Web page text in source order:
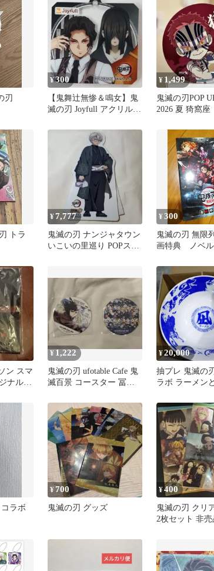
刃
¥300
【鬼舞辻無惨＆鳴女】鬼
滅の刃 Joyfull アクリルキ
¥ 1,499
鬼滅の刃POP
2026 夏 猗窩座
トラ
¥7,777
鬼滅の刃 ナンジャタウン
いこいの里巡り POPスタ
¥300
鬼滅の刃 無
画特典 ノベ
ン スマ
ナルT
¥ 1,222
鬼滅の刃 ufotable Cafe 鬼
滅百景 コースター 冨岡
¥20,000
抽プレ 鬼滅の
ラボ ラーメン
ラボ
¥700
鬼滅の刃 グッズ
¥400
鬼滅の刃 クリ
2枚セット 非売